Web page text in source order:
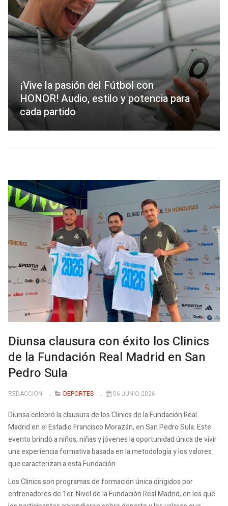
¡Vive la pasión del Fútbol con
HONOR! Audio, estilo y potencia para
cada partido
Diunsa clausura con éxito los Clinics
de la Fundación Real Madrid en San
Pedro Sula
REDACCIÓN DEPORTES 06 JUNIO 2026
Diunsa celebró la clausura de los Clinics de la Fundación Real
Madrid en el Estadio Francisco Morazán, en San Pedro Sula. Este
evento brindó a niños, niñas y jóvenes la oportunidad única de vivir
una experiencia formativa basada en la metodología y los valores
que caracterizan a esta Fundación.
Los Clinics son programas de formación única dirigidos por
entrenadores de 1er. Nivel de la Fundación Real Madrid, en los que